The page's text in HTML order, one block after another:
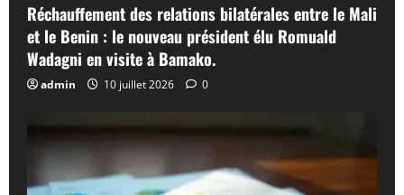
Réchauffement des relations bilatérales entre le Mali
et le Benin : le nouveau président élu Romuald
Wadagni en visite à Bamako.
admin 10 juillet 2026 0